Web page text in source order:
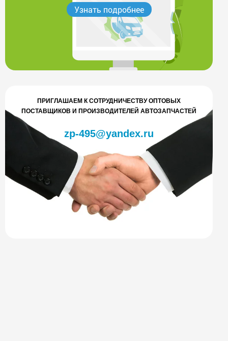
Узнать подробнее
ПРИГЛАШАЕМ К СОТРУДНИЧЕСТВУ ОПТОВЫХ
ПОСТАВЩИКОВ И ПРОИЗВОДИТЕЛЕЙ АВТОЗАПЧАСТЕЙ
zp-495@yandex.ru